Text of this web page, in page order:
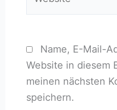
Name, E-Mail-
Website in diesem
meinen nächsten
speichern.